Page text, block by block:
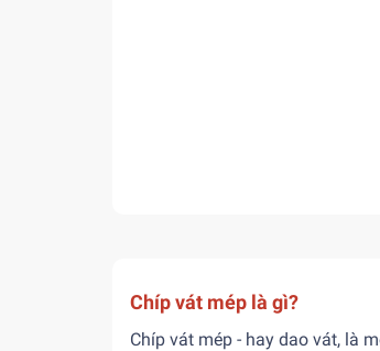
Chíp vát mép là gì?
Chíp vát mép - hay dao vát, là